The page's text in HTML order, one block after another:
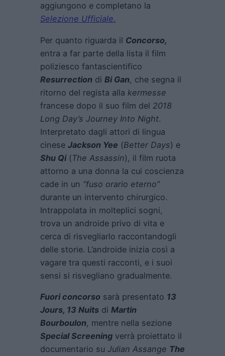
aggiungono e completano la
Selezione Ufficiale.
Per quanto riguarda il Concorso,
entra a far parte della lista il film
poliziesco fantascientifico
Resurrection di Bi Gan, che segna il
ritorno del regista alla kermesse
francese dopo il suo film del 2018
Long Day’s Journey Into Night.
Interpretato dagli attori di lingua
cinese Jackson Yee (Better Days) e
Shu Qi(The Assassin), il film ruota
attorno a una donna la cui coscienza
cade in un “fuso orario eterno”
durante un intervento chirurgico.
Intrappolata in molteplici sogni,
trova un androide privo di vita e
cerca di risvegliarlo raccontandogli
delle storie. L’androide inizia così a
vagare tra questi racconti, e i suoi
sensi si risvegliano gradualmente.
Fuori concorso sarà presentato 13
Jours, 13 Nuits di Martin
Bourboulon, mentre nella sezione
Special Screening verrà proiettato il
documentario su Julian Assange The